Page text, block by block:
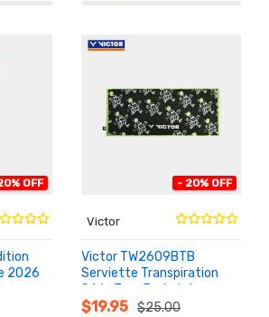
OFF
2026
- 20% OFF
Victor
Victor TW2609BTB
Serviette Transpiration
Série Jour Badminton
2026
$19.95 $25.00
AU
PANIER